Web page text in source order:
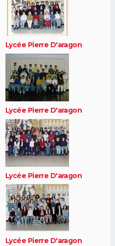
Lycée Pierre D'aragon
Lycée Pierre D'aragon
Lycée Pierre D'aragon
Lycée Pierre D'aragon